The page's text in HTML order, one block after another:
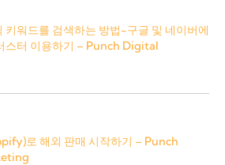
키워드를 검색하는 방법-구글 및 네이버에
스터 이용하기 – Punch Digital
로 해외 판매 시작하기 – Punch